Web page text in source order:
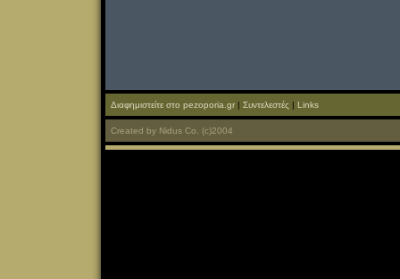
Διαφημιστείτε στο pezoporia.gr | Συντελεστές | Links
Created by Nidus Co. (c)2004